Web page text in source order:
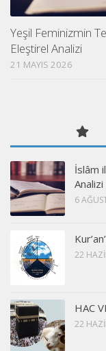
Yeşil Feminizmin
Eleştirel Analizi
21 MAYIS 2026
İslâm
Analizi
6
22
HAC
22